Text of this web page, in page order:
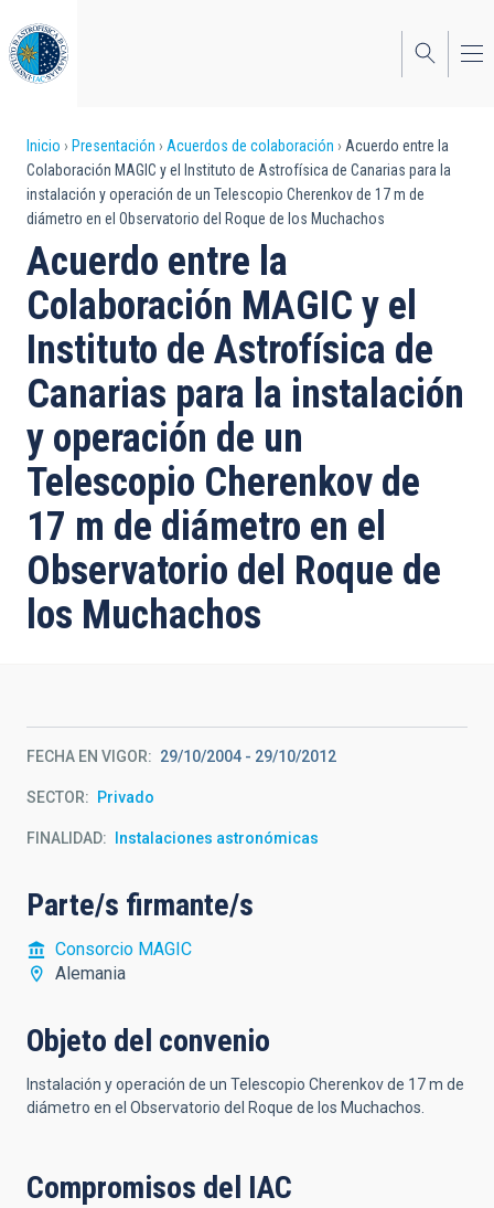
al
contenido
principal
Sobrescribir
enlaces
de
ayuda
a
la
navegación
Inicio Presentación Acuerdos de colaboración
Acuerdo entre la
Colaboración MAGIC y el Instituto de Astrofísica de Canarias para la
instalación y operación de un Telescopio Cherenkov de 17 m de
diámetro en el Observatorio del Roque de los Muchachos
Acuerdo entre la
Colaboración MAGIC y el
Instituto de Astrofísica de
Canarias para la instalación
y operación de un
Telescopio Cherenkov de
17 m de diámetro en el
Observatorio del Roque de
los Muchachos
FECHA EN VIGOR 29/10/2004 - 29/10/2012
SECTOR Privado
FINALIDAD Instalaciones astronómicas
Parte/s firmante/s
Consorcio MAGIC
Alemania
Objeto del convenio
Instalación y operación de un Telescopio Cherenkov de 17 m de
diámetro en el Observatorio del Roque de los Muchachos.
Compromisos del IAC